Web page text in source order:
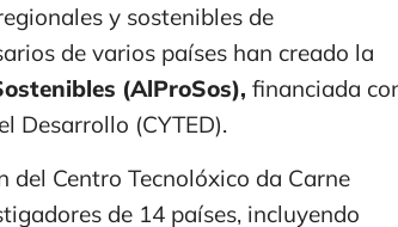
y sostenibles de
de varios países han creado la
(AlProSos), financiada
Desarrollo (CYTED).
Centro Tecnolóxico da Carne
de 14 países, incluyendo